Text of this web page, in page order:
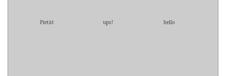
Pietät ups! hello